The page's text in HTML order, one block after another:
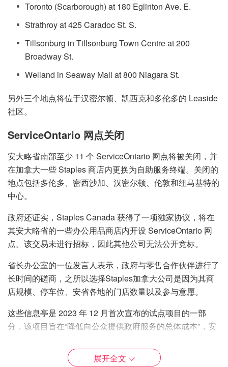
Toronto (Scarborough) at 180 Eglinton Ave. E.
Strathroy at 425 Caradoc St. S.
Tillsonburg in Tillsonburg Town Centre at 200
Broadway St.
Welland in Seaway Mall at 800 Niagara St.
另外三个地点将位于汉密尔顿、凯西克和多伦多的 Leaside
社区。
ServiceOntario 网点关闭
安大略省南部至少 11 个 ServiceOntario 网点将被关闭，并
在加拿大一些 Staples 商店内更换为自助服务终端。关闭的
地点包括多伦多、密西沙加、汉密尔顿、伦敦和纽马基特的
中心。
政府还证实，Staples Canada 获得了一项独家协议，将在
其安大略省的一些办公用品商店内开设 ServiceOntario 网
点。该交易未进行招标，因此其他公司无法公开竞标。
省长办公室的一位发言人表示，政府与零售合作伙伴进行了
长时间的磋商，之所以选择Staples加拿大公司是因为其商
店规模、停车位、安省各地的门店数量以及参与意愿。
这些信息亭是 2023 年 12 月首次宣布的试点项目的一部
分，该项目旨在“降低向公众提供政府服务的总体成本”，安
以下 11 个 ServiceOntario 地点将关闭：
展开全文